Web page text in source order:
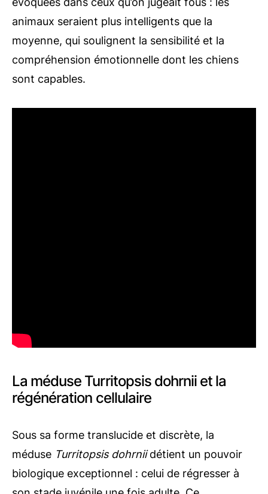
animaux seraient plus intelligents que la
moyenne, qui soulignent la sensibilité et la
compréhension émotionnelle dont les chiens
sont capables.
La méduse Turritopsis dohrnii et la
régénération cellulaire
Sous sa forme translucide et discrète, la
méduse Turritopsis dohrniidétient un pouvoir
biologique exceptionnel : celui de régresser à